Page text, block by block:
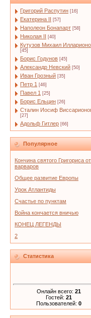
Григорий Распутин [16]
Екатерина II [57]
Наполеон Бонапарт [58]
Николая II [40]
Кутузов Михаил
[45]
Борис Годунов [45]
Александр Невский [50]
Иван Грозный [35]
Петр 1 [46]
Павел 1 [25]
Борис Ельцин [26]
Сталин Иосиф
[27]
Адольф Гитлер [66]
Популярное
Кончина святого Григориса
варваров
Общее развитие Европы
Урок Атлантиды
Счастье по пунктам
Война кончается вничью
КОНЕЦ ЛЕГЕНДЫ
2
Статистика
Онлайн всего: 21
Гостей: 21
Пользователей: 0